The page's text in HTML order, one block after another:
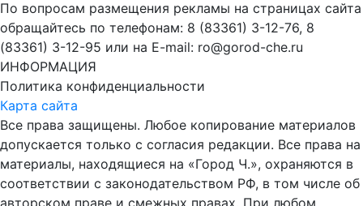
По вопросам размещения рекламы на страницах сайта
обращайтесь по телефонам: 8 (83361) 3-12-76, 8
(83361) 3-12-95 или на E-mail: ro@gorod-che.ru
ИНФОРМАЦИЯ
Политика конфиденциальности
Карта сайта
Все права защищены. Любое копирование материалов
допускается только с согласия редакции. Все права на
материалы, находящиеся на «Город Ч.», охраняются в
соответствии с законодательством РФ, в том числе об